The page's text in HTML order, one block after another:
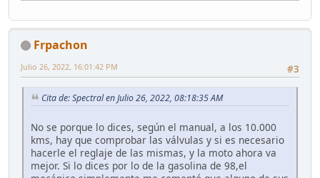
Frpachon
#3
Julio 26, 2022, 16:01:42 PM
Cita de: Spectral en Julio 26, 2022, 08:18:35 AM
No se porque lo dices, según el manual, a los 10.000
kms, hay que comprobar las válvulas y si es necesario
hacerle el reglaje de las mismas, y la moto ahora va
mejor. Si lo dices por lo de la gasolina de 98,el